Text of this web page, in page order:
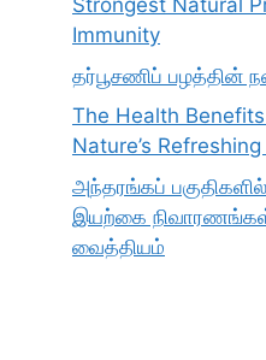
Strongest Natural
Immunity
தர்பூசணிப் பழத்தின்
The Health
Nature’s
அந்தரங்கப்
இயற்கை
வைத்தியம்